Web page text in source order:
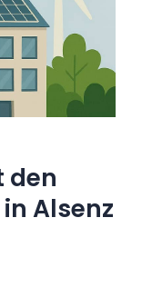
den
Alsenz